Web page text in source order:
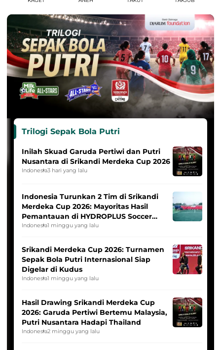
Trilogi Sepak Bola Putri
Inilah Skuad Garuda Pertiwi dan Putri
Nusantara di Srikandi Merdeka Cup 2026
Indonesia3 hari yang lalu
Indonesia Turunkan 2 Tim di Srikandi
Merdeka Cup 2026: Mayoritas Hasil
Pemantauan di HYDROPLUS Soccer
League
Indonesia1 minggu yang lalu
Srikandi Merdeka Cup 2026: Turnamen
Sepak Bola Putri Internasional Siap
Digelar di Kudus
Indonesia1 minggu yang lalu
Hasil Drawing Srikandi Merdeka Cup
2026: Garuda Pertiwi Bertemu Malaysia,
Putri Nusantara Hadapi Thailand
Indonesia2 minggu yang lalu